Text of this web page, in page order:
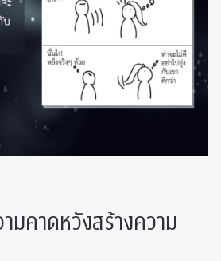
มคาดหวังสร้างความ